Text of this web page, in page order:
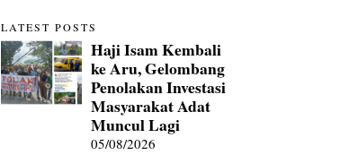
LATEST POSTS
Haji Isam Kembali
ke Aru, Gelombang
Penolakan Investasi
Masyarakat Adat
Muncul Lagi
05/08/2026